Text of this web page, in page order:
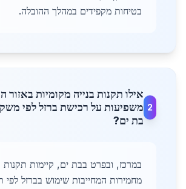
בטיחות מקפידים במהלך ההובלה.
2
אילו תקנות בנייה מקומיות באזור
משפיעות על רכישת ברזל לפי
בת ים?
במרכז, ובפרט בבת ים, קיימות תקנות
מחמירות המחייבות שימוש בברזל לפי